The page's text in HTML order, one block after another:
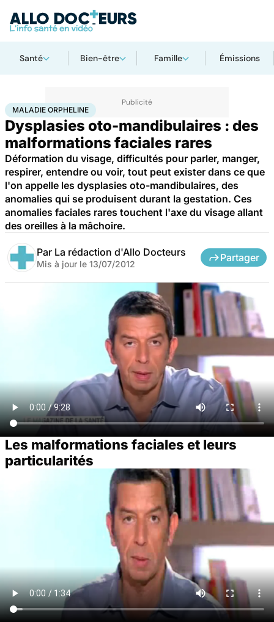
Santé Bien-être Famille Émissions
AccueilSantéMaladiesMaladie orpheline
MALADIE ORPHELINE
Dysplasies oto-mandibulaires : des
malformations faciales rares
Déformation du visage, difficultés pour parler, manger,
respirer, entendre ou voir, tout peut exister dans ce que
l'on appelle les dysplasies oto-mandibulaires, des
anomalies qui se produisent durant la gestation. Ces
anomalies faciales rares touchent l'axe du visage allant
des oreilles à la mâchoire.
Par La rédaction d'Allo Docteurs
Mis à jour le 13/07/2012
Partager
Les malformations faciales et leurs
particularités